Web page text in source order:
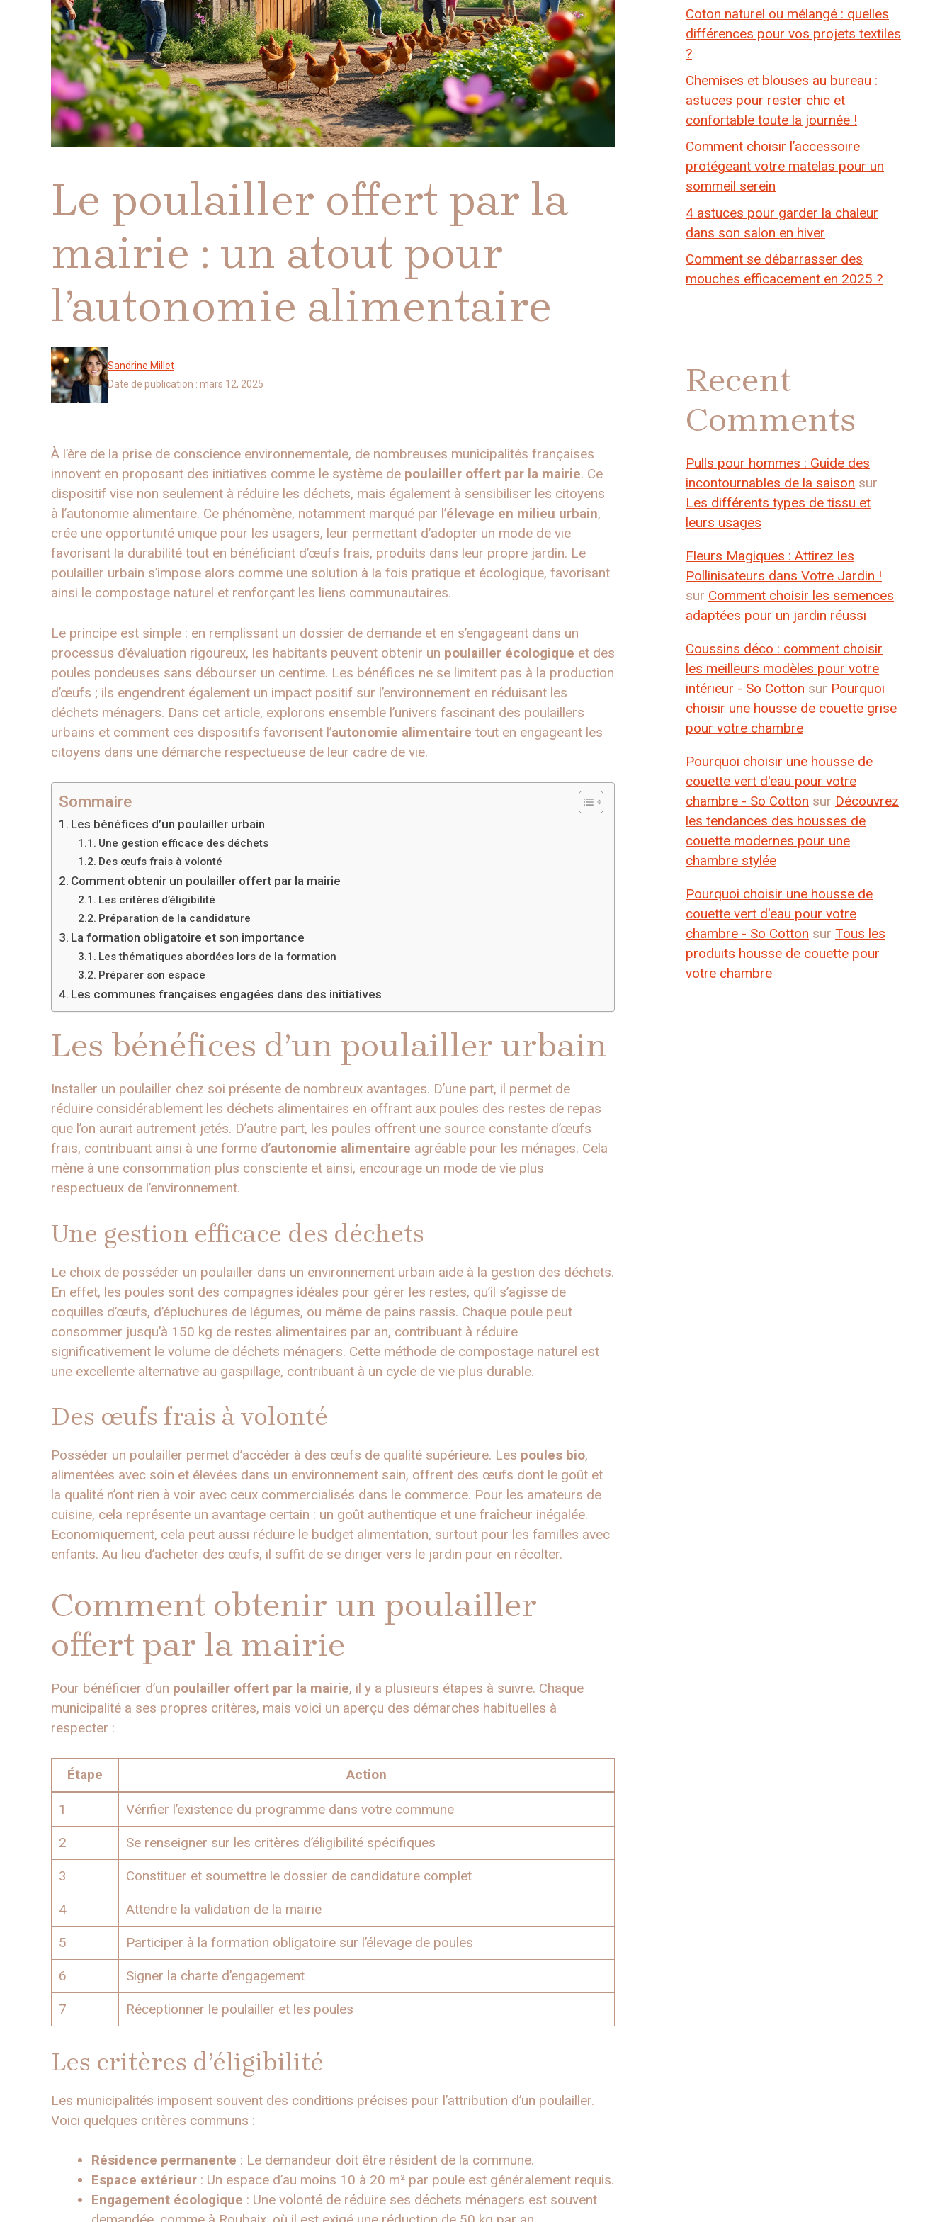
Le poulailler offert par la
mairie : un atout pour
l’autonomie alimentaire
Sandrine Millet
Date de publication : mars 12, 2025
À l’ère de la prise de conscience environnementale, de nombreuses municipalités françaises
innovent en proposant des initiatives comme le système de poulailler offert par la mairie. Ce
dispositif vise non seulement à réduire les déchets, mais également à sensibiliser les citoyens
à l’autonomie alimentaire. Ce phénomène, notamment marqué par l’élevage en milieu urbain,
crée une opportunité unique pour les usagers, leur permettant d’adopter un mode de vie
favorisant la durabilité tout en bénéficiant d’œufs frais, produits dans leur propre jardin. Le
poulailler urbain s’impose alors comme une solution à la fois pratique et écologique, favorisant
ainsi le compostage naturel et renforçant les liens communautaires.
Le principe est simple : en remplissant un dossier de demande et en s’engageant dans un
processus d’évaluation rigoureux, les habitants peuvent obtenir un poulailler écologique et des
poules pondeuses sans débourser un centime. Les bénéfices ne se limitent pas à la production
d’œufs ; ils engendrent également un impact positif sur l’environnement en réduisant les
déchets ménagers. Dans cet article, explorons ensemble l’univers fascinant des poulaillers
urbains et comment ces dispositifs favorisent l’autonomie alimentaire tout en engageant les
citoyens dans une démarche respectueuse de leur cadre de vie.
Sommaire
Les bénéfices d’un poulailler urbain
Une gestion efficace des déchets
Des œufs frais à volonté
Comment obtenir un poulailler offert par la mairie
Les critères d’éligibilité
Préparation de la candidature
La formation obligatoire et son importance
Les thématiques abordées lors de la formation
Préparer son espace
Les communes françaises engagées dans des initiatives
Les bénéfices d’un poulailler urbain
Installer un poulailler chez soi présente de nombreux avantages. D’une part, il permet de
réduire considérablement les déchets alimentaires en offrant aux poules des restes de repas
que l’on aurait autrement jetés. D’autre part, les poules offrent une source constante d’œufs
frais, contribuant ainsi à une forme d’autonomie alimentaire agréable pour les ménages. Cela
mène à une consommation plus consciente et ainsi, encourage un mode de vie plus
respectueux de l’environnement.
Une gestion efficace des déchets
Le choix de posséder un poulailler dans un environnement urbain aide à la gestion des déchets.
En effet, les poules sont des compagnes idéales pour gérer les restes, qu’il s’agisse de
coquilles d’œufs, d’épluchures de légumes, ou même de pains rassis. Chaque poule peut
consommer jusqu’à 150 kg de restes alimentaires par an, contribuant à réduire
significativement le volume de déchets ménagers. Cette méthode de compostage naturel est
une excellente alternative au gaspillage, contribuant à un cycle de vie plus durable.
Des œufs frais à volonté
Posséder un poulailler permet d’accéder à des œufs de qualité supérieure. Les poules bio,
alimentées avec soin et élevées dans un environnement sain, offrent des œufs dont le goût et
la qualité n’ont rien à voir avec ceux commercialisés dans le commerce. Pour les amateurs de
cuisine, cela représente un avantage certain : un goût authentique et une fraîcheur inégalée.
Economiquement, cela peut aussi réduire le budget alimentation, surtout pour les familles avec
enfants. Au lieu d’acheter des œufs, il suffit de se diriger vers le jardin pour en récolter.
Comment obtenir un poulailler
offert par la mairie
Pour bénéficier d’un poulailler offert par la mairie, il y a plusieurs étapes à suivre. Chaque
municipalité a ses propres critères, mais voici un aperçu des démarches habituelles à
respecter :
Étape Action
1 Vérifier l’existence du programme dans votre commune
2 Se renseigner sur les critères d’éligibilité spécifiques
3 Constituer et soumettre le dossier de candidature complet
4 Attendre la validation de la mairie
5 Participer à la formation obligatoire sur l’élevage de poules
6 Signer la charte d’engagement
7 Réceptionner le poulailler et les poules
Les critères d’éligibilité
Les municipalités imposent souvent des conditions précises pour l’attribution d’un poulailler.
Voici quelques critères communs :
Résidence permanente : Le demandeur doit être résident de la commune.
Espace extérieur : Un espace d’au moins 10 à 20 m² par poule est généralement requis.
Engagement écologique : Une volonté de réduire ses déchets ménagers est souvent
Coton naturel ou mélangé : quelles
différences pour vos projets textiles
?
Chemises et blouses au bureau :
astuces pour rester chic et
confortable toute la journée !
Comment choisir l’accessoire
protégeant votre matelas pour un
sommeil serein
4 astuces pour garder la chaleur
dans son salon en hiver
Comment se débarrasser des
mouches efficacement en 2025 ?
Recent
Comments
Pulls pour hommes : Guide des
incontournables de la saison sur
Les différents types de tissu et
leurs usages
Fleurs Magiques : Attirez les
Pollinisateurs dans Votre Jardin !
sur Comment choisir les semences
adaptées pour un jardin réussi
Coussins déco : comment choisir
les meilleurs modèles pour votre
intérieur - So Cotton sur Pourquoi
choisir une housse de couette grise
pour votre chambre
Pourquoi choisir une housse de
couette vert d'eau pour votre
chambre - So Cotton sur Découvrez
les tendances des housses de
couette modernes pour une
chambre stylée
Pourquoi choisir une housse de
couette vert d'eau pour votre
chambre - So Cotton sur Tous les
produits housse de couette pour
votre chambre